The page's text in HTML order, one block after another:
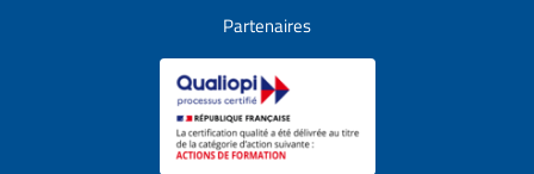
Partenaires